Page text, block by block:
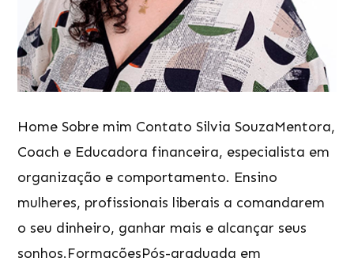
Home Sobre mim Contato Silvia SouzaMentora,
Coach e Educadora financeira, especialista em
organização e comportamento. Ensino
mulheres, profissionais liberais a comandarem
o seu dinheiro, ganhar mais e alcançar seus
sonhos.FormaçõesPós-graduada em